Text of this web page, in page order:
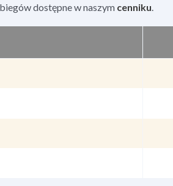
dostępne w naszym cenniku